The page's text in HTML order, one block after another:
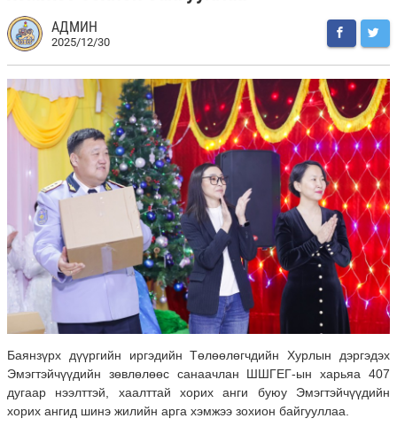
АДМИН
2025/12/30
Баянзүрх дүүргийн иргэдийн Төлөөлөгчдийн Хурлын дэргэдэх
Эмэгтэйчүүдийн зөвлөлөөс санаачлан ШШГЕГ-ын харьяа 407
дугаар нээлттэй, хаалттай хорих анги буюу Эмэгтэйчүүдийн
хорих ангид шинэ жилийн арга хэмжээ зохион байгууллаа.